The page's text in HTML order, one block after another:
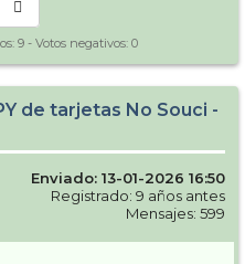
9 - Votos negativos: 0
de tarjetas No Souci -
Enviado: 13-01-2026 16:50
Registrado: 9 años antes
Mensajes: 599